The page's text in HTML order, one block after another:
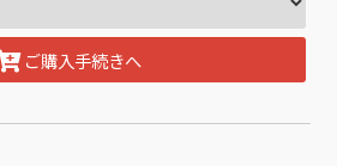
ご購入手続きへ